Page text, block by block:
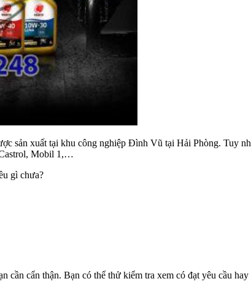
sản xuất tại khu công nghiệp Đình Vũ tại Hải Phòng. Tuy
Mobil 1,…
gì chưa?
cần cẩn thận. Bạn có thể thử kiểm tra xem có đạt yêu cầu